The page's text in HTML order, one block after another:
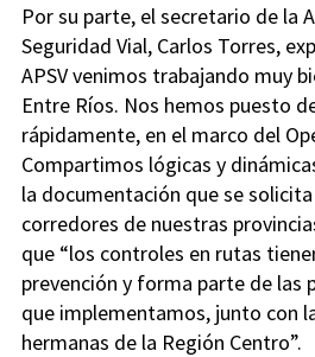
Por su parte, el secretario de la
Seguridad Vial, Carlos Torres,
APSV venimos trabajando muy
Entre Ríos. Nos hemos puesto
rápidamente, en el marco del
Compartimos lógicas y
la documentación que se
corredores de nuestras
que “los controles en rutas
prevención y forma parte de las
que implementamos, junto con
hermanas de la Región Centro”.